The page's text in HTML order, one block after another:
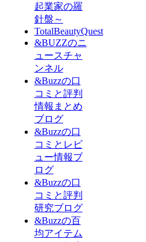
起業家の羅
針盤～
TotalBeautyQuest
&BUZZのニ
ュースチャ
ンネル
&Buzzの口
コミと評判
情報まとめ
ブログ
&Buzzの口
コミとレビ
ュー情報ブ
ログ
&Buzzの口
コミと評判
研究ブログ
&Buzzの百
均アイテム